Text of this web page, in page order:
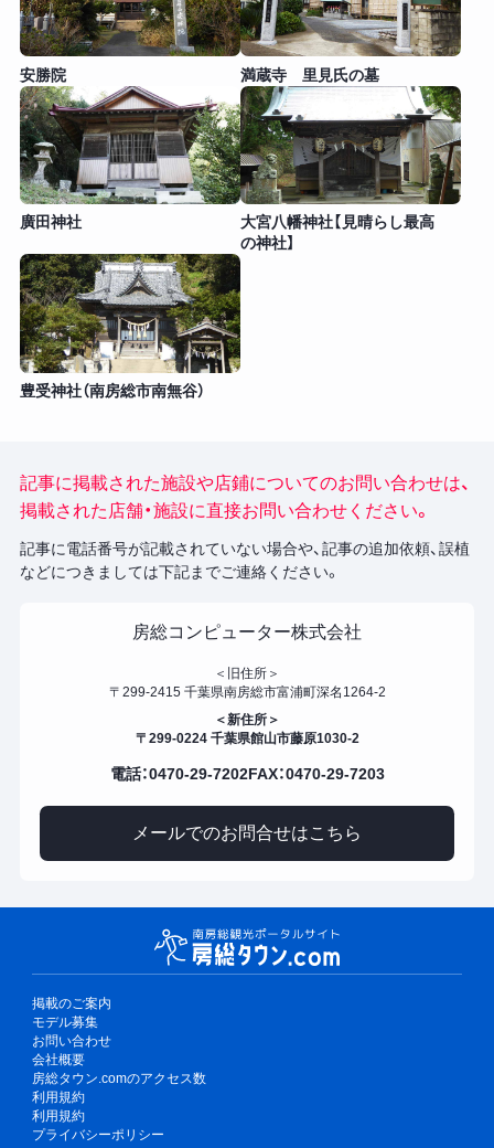
安勝院 満蔵寺 里見氏の墓
廣田神社
大宮八幡神社【見晴らし最高
の神社】
豊受神社（南房総市南無谷）
記事に掲載された施設や店鋪についてのお問い合わせは、
掲載された店舗・施設に直接お問い合わせください。
記事に電話番号が記載されていない場合や、記事の追加依頼、誤植
などにつきましては下記までご連絡ください。
房総コンピューター株式会社
＜旧住所＞
〒299-2415 千葉県南房総市富浦町深名1264-2
＜新住所＞
〒299-0224 千葉県館山市藤原1030-2
電話：0470-29-7202FAX：0470-29-7203
メールでのお問合せはこちら
掲載のご案内
モデル募集
お問い合わせ
会社概要
房総タウン.comのアクセス数
利用規約
利用規約
プライバシーポリシー